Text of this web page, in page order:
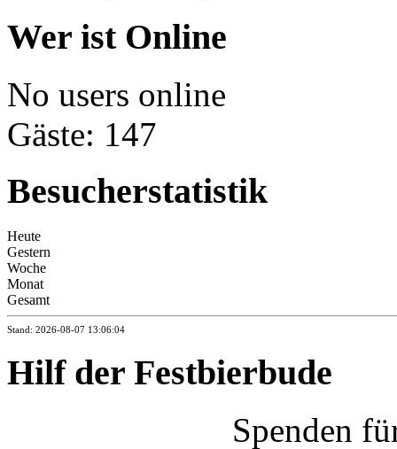
Wer ist Online
No users online
Gäste: 147
Besucherstatistik
Heute
Gestern
Woche
Monat
Gesamt
Stand: 2026-08-07 13:06:04
Hilf der Festbierbude
Spenden